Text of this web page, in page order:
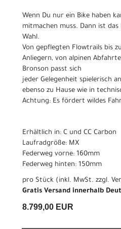
Wenn Du nur ein Bike haben
mitmachen muss. Dann ist
Wahl.
Von gepflegten Flowtrails bis
Anliegern, von alpinen
Bronson passt sich
jeder Gelegenheit spielerisch
ebenso zu Hause wie in
Achtung: Es fördert wildes
Erhältlich in: C und CC Carbon
Laufradgröße: MX
Federweg vorne: 160mm
Federweg hinten: 150mm
pro Stück (inkl. MwSt. zzgl.
Gratis Versand innerhalb
8.799,00 EUR